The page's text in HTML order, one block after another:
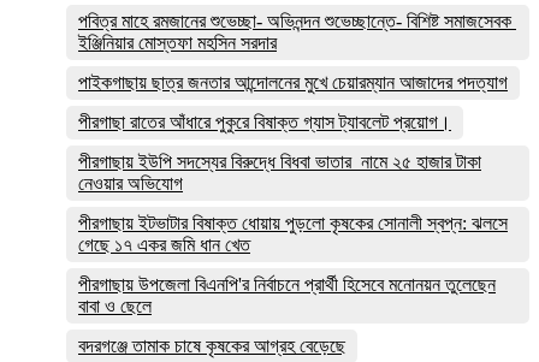
পবিত্র মাহে রমজানের শুভেচ্ছা- অভিনন্দন শুভেচ্ছান্তে- বিশিষ্ট সমাজসেবক
ইঞ্জিনিয়ার মোস্তফা মহসিন সরদার
পাইকগাছায় ছাত্র জনতার আন্দোলনের মুখে চেয়ারম্যান আজাদের পদত্যাগ
পীরগাছা রাতের আঁধারে পুকুরে বিষাক্ত গ্যাস ট্যাবলেট প্রয়োগ।
পীরগাছায় ইউপি সদস্যের বিরুদ্ধে বিধবা ভাতার নামে ২৫ হাজার টাকা
নেওয়ার অভিযোগ
পীরগাছায় ইটভাটার বিষাক্ত ধোয়ায় পুড়লো কৃষকের সোনালী স্বপ্ন: ঝলসে
গেছে ১৭ একর জমি ধান খেত
পীরগাছায় উপজেলা বিএনপি'র নির্বাচনে প্রার্থী হিসেবে মনোনয়ন তুলেছেন
বাবা ও ছেলে
বদরগঞ্জে তামাক চাষে কৃষকের আগ্রহ বেড়েছে